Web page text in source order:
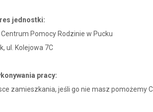
jednostki:
Pomocy Rodzinie w Pucku
ul. Kolejowa 7C
pracy:
zamieszkania, jeśli go nie masz pomożemy